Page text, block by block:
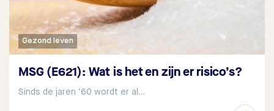
Gezond leven
MSG (E621): Wat is het en zijn er risico’s?
Sinds de jaren ‘60 wordt er al…